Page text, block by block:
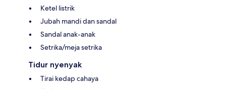
Ketel listrik
Jubah mandi dan sandal
Sandal anak-anak
Setrika/meja setrika
Tidur nyenyak
Tirai kedap cahaya